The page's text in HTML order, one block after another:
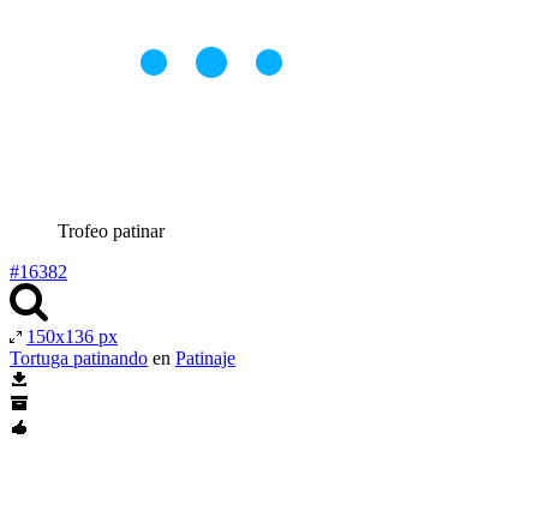
Trofeo patinar
#16382
150x136 px
Tortuga patinando en Patinaje